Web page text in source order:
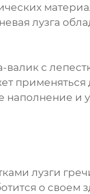
лузга
с
наполнение и
лузги
о своем